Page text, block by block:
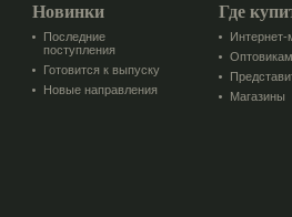
Новинки
Последние
поступления
Готовится к выпуску
Новые направления
Где
Интернет-
Оптовикам
Магазины